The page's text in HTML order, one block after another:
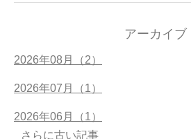
アーカイブ
2026年08月（2）
2026年07月（1）
2026年06月（1）
さらに古い記事